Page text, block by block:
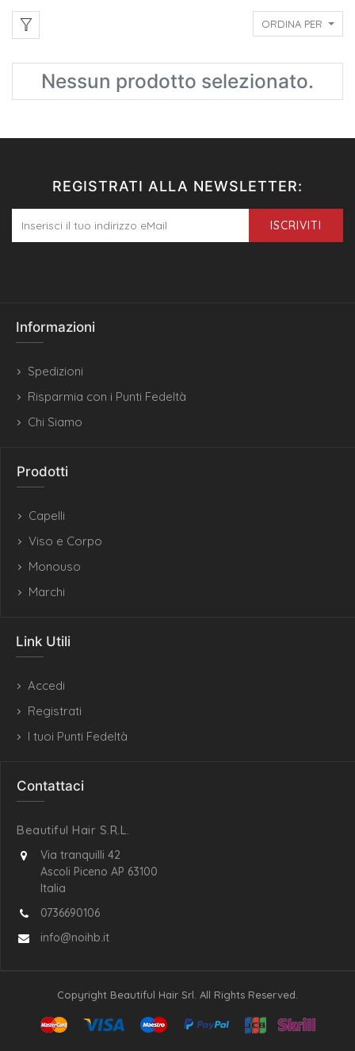
ORDINA PER
Nessun prodotto selezionato.
REGISTRATI ALLA NEWSLETTER:
ISCRIVITI
Informazioni
Spedizioni
Risparmia con i Punti Fedeltà
Chi Siamo
Prodotti
Capelli
Viso e Corpo
Monouso
Marchi
Link Utili
Accedi
Registrati
I tuoi Punti Fedeltà
Contattaci
Beautiful Hair S.R.L.
Via tranquilli 42
Ascoli Piceno AP 63100
Italia
0736690106
info@noihb.it
Copyright Beautiful Hair Srl. All Rights Reserved.